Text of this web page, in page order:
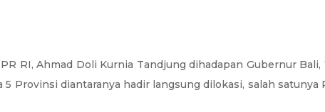
RI, Ahmad Doli Kurnia Tandjung dihadapan Gubernur
Provinsi diantaranya hadir langsung dilokasi, salah